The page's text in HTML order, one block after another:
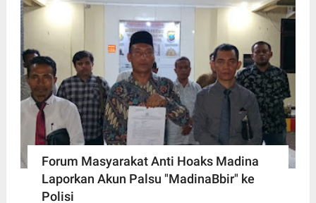
Forum Masyarakat Anti Hoaks Madina
Laporkan Akun Palsu "MadinaBbir" ke
Polisi